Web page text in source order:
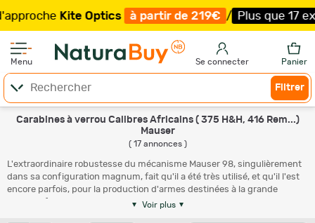
Kite Optics à partir de 219€ / Plus que 17
Menu Se connecter Panier
Filtrer
Carabines à verrou Calibres Africains ( 375 H&H, 416 Rem...)
Mauser
( 17 annonces )
L'extraordinaire robustesse du mécanisme Mauser 98, singulièrement
dans sa configuration magnum, fait qu'il a été très utilisé, et qu'il l'est
encore parfois, pour la production d'armes destinées à la grande
chasse africaine en calibre 375 Holland & Holland et 416. Si certaines de
Voir plus